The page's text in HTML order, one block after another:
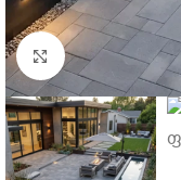
Click to enlarge